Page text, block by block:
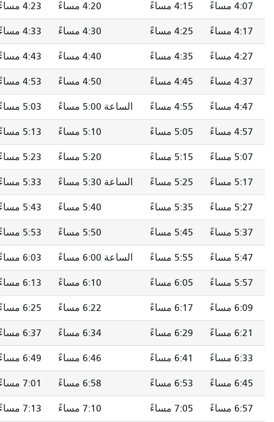
4:07 مساءً 4:15 مساءً 4:20 مساءً 4:23 مساءً
4:17 مساءً 4:25 مساءً 4:30 مساءً 4:33 مساءً
4:27 مساءً 4:35 مساءً 4:40 مساءً 4:43 مساءً
4:37 مساءً 4:45 مساءً 4:50 مساءً 4:53 مساءً
4:47 مساءً 4:55 مساءً الساعة 5:00 مساءً 5:03 مساءً
4:57 مساءً 5:05 مساءً 5:10 مساءً 5:13 مساءً
5:07 مساءً 5:15 مساءً 5:20 مساءً 5:23 مساءً
5:17 مساءً 5:25 مساءً الساعة 5:30 مساءً 5:33 مساءً
5:27 مساءً 5:35 مساءً 5:40 مساءً 5:43 مساءً
5:37 مساءً 5:45 مساءً 5:50 مساءً 5:53 مساءً
5:47 مساءً 5:55 مساءً الساعة 6:00 مساءً 6:03 مساءً
5:57 مساءً 6:05 مساءً 6:10 مساءً 6:13 مساءً
6:09 مساءً 6:17 مساءً 6:22 مساءً 6:25 مساءً
6:21 مساءً 6:29 مساءً 6:34 مساءً 6:37 مساءً
6:33 مساءً 6:41 مساءً 6:46 مساءً 6:49 مساءً
6:45 مساءً 6:53 مساءً 6:58 مساءً 7:01 مساءً
6:57 مساءً 7:05 مساءً 7:10 مساءً 7:13 مساءً